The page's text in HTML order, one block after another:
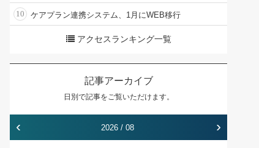
10 ケアプラン連携システム、1月にWEB移行
アクセスランキング一覧
記事アーカイブ
日別で記事をご覧いただけます。
‹ 2026 / 08 ›